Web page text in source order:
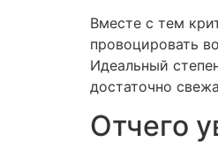
Вместе с тем
провоцировать
Идеальный
достаточно
Отчего